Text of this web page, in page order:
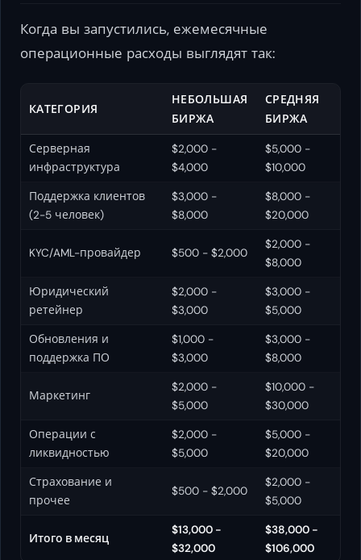
Когда вы запустились, ежемесячные
операционные расходы выглядят так:
КАТЕГОРИЯ
НЕБОЛЬШАЯ
БИРЖА
СРЕДНЯЯ
БИРЖА
Серверная
инфраструктура
$2,000 -
$4,000
$5,000 -
$10,000
Поддержка клиентов
(2-5 человек)
$3,000 -
$8,000
$8,000 -
$20,000
KYC/AML-провайдер $500 - $2,000
$2,000 -
$8,000
Юридический
ретейнер
$2,000 -
$3,000
$3,000 -
$5,000
Обновления и
поддержка ПО
$1,000 -
$3,000
$3,000 -
$8,000
Маркетинг
$2,000 -
$5,000
$10,000 -
$30,000
Операции с
ликвидностью
$2,000 -
$5,000
$5,000 -
$20,000
Страхование и
прочее
$500 - $2,000
$2,000 -
$5,000
Итого в месяц
$13,000 -
$32,000
$38,000 -
$106,000